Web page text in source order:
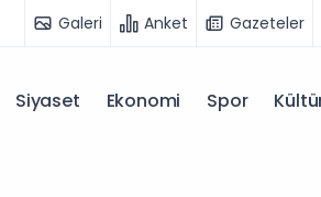
Galeri Anket Gazeteler
Siyaset Ekonomi Spor